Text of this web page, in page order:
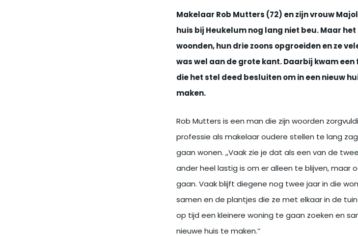
Makelaar Rob Mutters (72) en zijn vrouw
huis bij Heukelum nog lang niet beu. Maar het
woonden, hun drie zoons opgroeiden en ze
was wel aan de grote kant. Daarbij kwam
die het stel deed besluiten om in een nieuw
maken.
Rob Mutters is een man die zijn woorden
professie als makelaar oudere stellen te lang
gaan wonen. ,,Vaak zie je dat als een van de
ander heel lastig is om er alleen te blijven, maar
gaan. Vaak blijft diegene nog twee jaar in die
samen en de plantjes die ze met elkaar in de
op tijd een kleinere woning te gaan zoeken en
nieuwe huis te maken.’’